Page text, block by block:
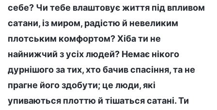
себе? Чи тебе влаштовує життя під впливом
сатани, із миром, радістю й невеликим
плотським комфортом? Хіба ти не
найнижчий з усіх людей? Немає нікого
дурнішого за тих, хто бачив спасіння, та не
прагне його здобути; це люди, які
упиваються плоттю й тішаться сатані. Ти